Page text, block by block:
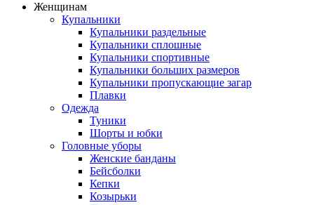
Женщинам
Купальники
Купальники раздельные
Купальники сплошные
Купальники спортивные
Купальники больших размеров
Купальники пропускающие загар
Плавки
Одежда
Туники
Шорты и юбки
Головные уборы
Женские банданы
Бейсболки
Кепки
Козырьки